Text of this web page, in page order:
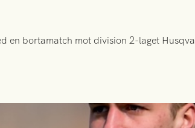
en bortamatch mot division 2-laget